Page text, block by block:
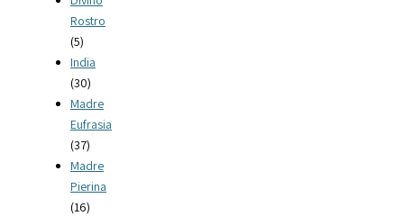
Rostro
(5)
India
(30)
Madre
Eufrasia
(37)
Madre
Pierina
(16)